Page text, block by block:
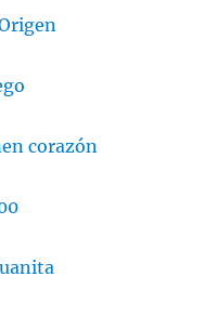
corazón